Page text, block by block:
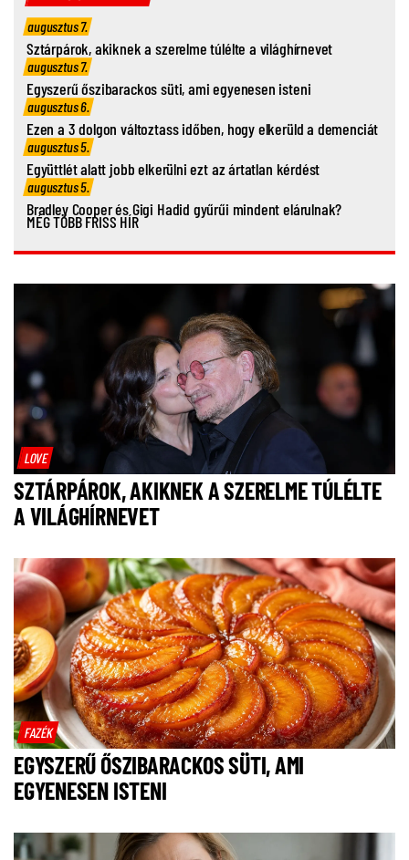
augusztus 7.
Sztárpárok, akiknek a szerelme túlélte a világhírnevet
augusztus 7.
Egyszerű őszibarackos süti, ami egyenesen isteni
augusztus 6.
Ezen a 3 dolgon változtass időben, hogy elkerüld a demenciát
augusztus 5.
Együttlét alatt jobb elkerülni ezt az ártatlan kérdést
augusztus 5.
Bradley Cooper és Gigi Hadid gyűrűi mindent elárulnak?
MÉG TÖBB FRISS HÍR
LOVE
SZTÁRPÁROK, AKIKNEK A SZERELME TÚLÉLTE
A VILÁGHÍRNEVET
FAZÉK
EGYSZERŰ ŐSZIBARACKOS SÜTI, AMI
EGYENESEN ISTENI